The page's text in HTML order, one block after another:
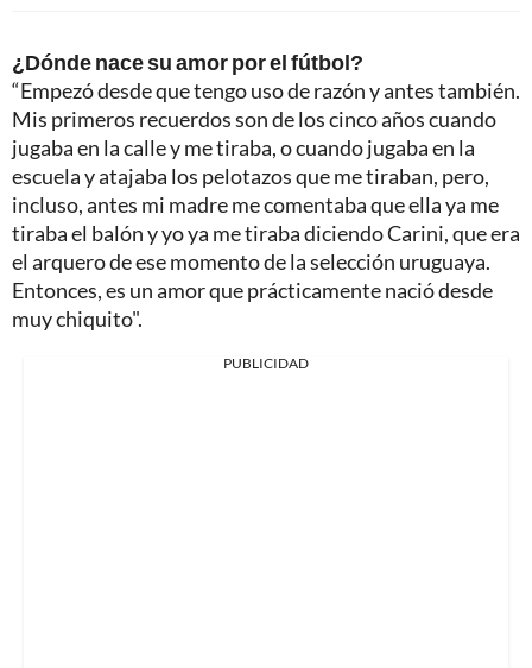
¿Dónde nace su amor por el fútbol?
“Empezó desde que tengo uso de razón y antes también.
Mis primeros recuerdos son de los cinco años cuando
jugaba en la calle y me tiraba, o cuando jugaba en la
escuela y atajaba los pelotazos que me tiraban, pero,
incluso, antes mi madre me comentaba que ella ya me
tiraba el balón y yo ya me tiraba diciendo Carini, que era
el arquero de ese momento de la selección uruguaya.
Entonces, es un amor que prácticamente nació desde
muy chiquito".
PUBLICIDAD